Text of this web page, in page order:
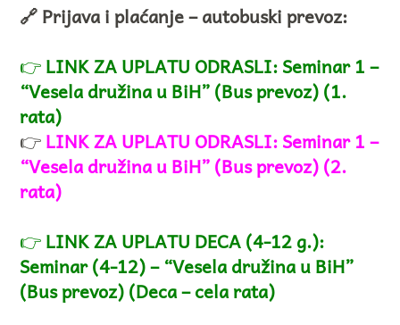
🔗 Prijava i plaćanje – autobuski prevoz:
👉LINK ZA UPLATU ODRASLI: Seminar 1 –
“Vesela družina u BiH” (Bus prevoz) (1.
rata)
👉LINK ZA UPLATU ODRASLI: Seminar 1 –
“Vesela družina u BiH” (Bus prevoz) (2.
rata)
👉LINK ZA UPLATU DECA (4-12 g.):
Seminar (4-12) – “Vesela družina u BiH”
(Bus prevoz) (Deca – cela rata)